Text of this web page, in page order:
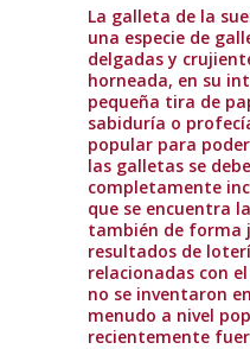
La galleta de la
una especie de
delgadas y
horneada, en su
pequeña tira de
sabiduría o
popular para
las galletas se
completamente
que se encuentra
también de forma
resultados de
relacionadas con
no se inventaron
menudo a nivel
recientemente